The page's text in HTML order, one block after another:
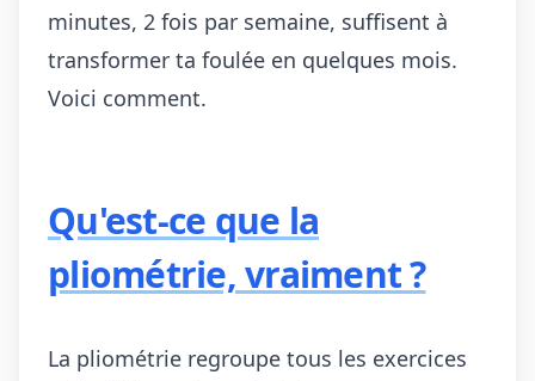
minutes, 2 fois par semaine, suffisent à
transformer ta foulée en quelques mois.
Voici comment.
Qu'est-ce que la
pliométrie, vraiment ?
La pliométrie regroupe tous les exercices